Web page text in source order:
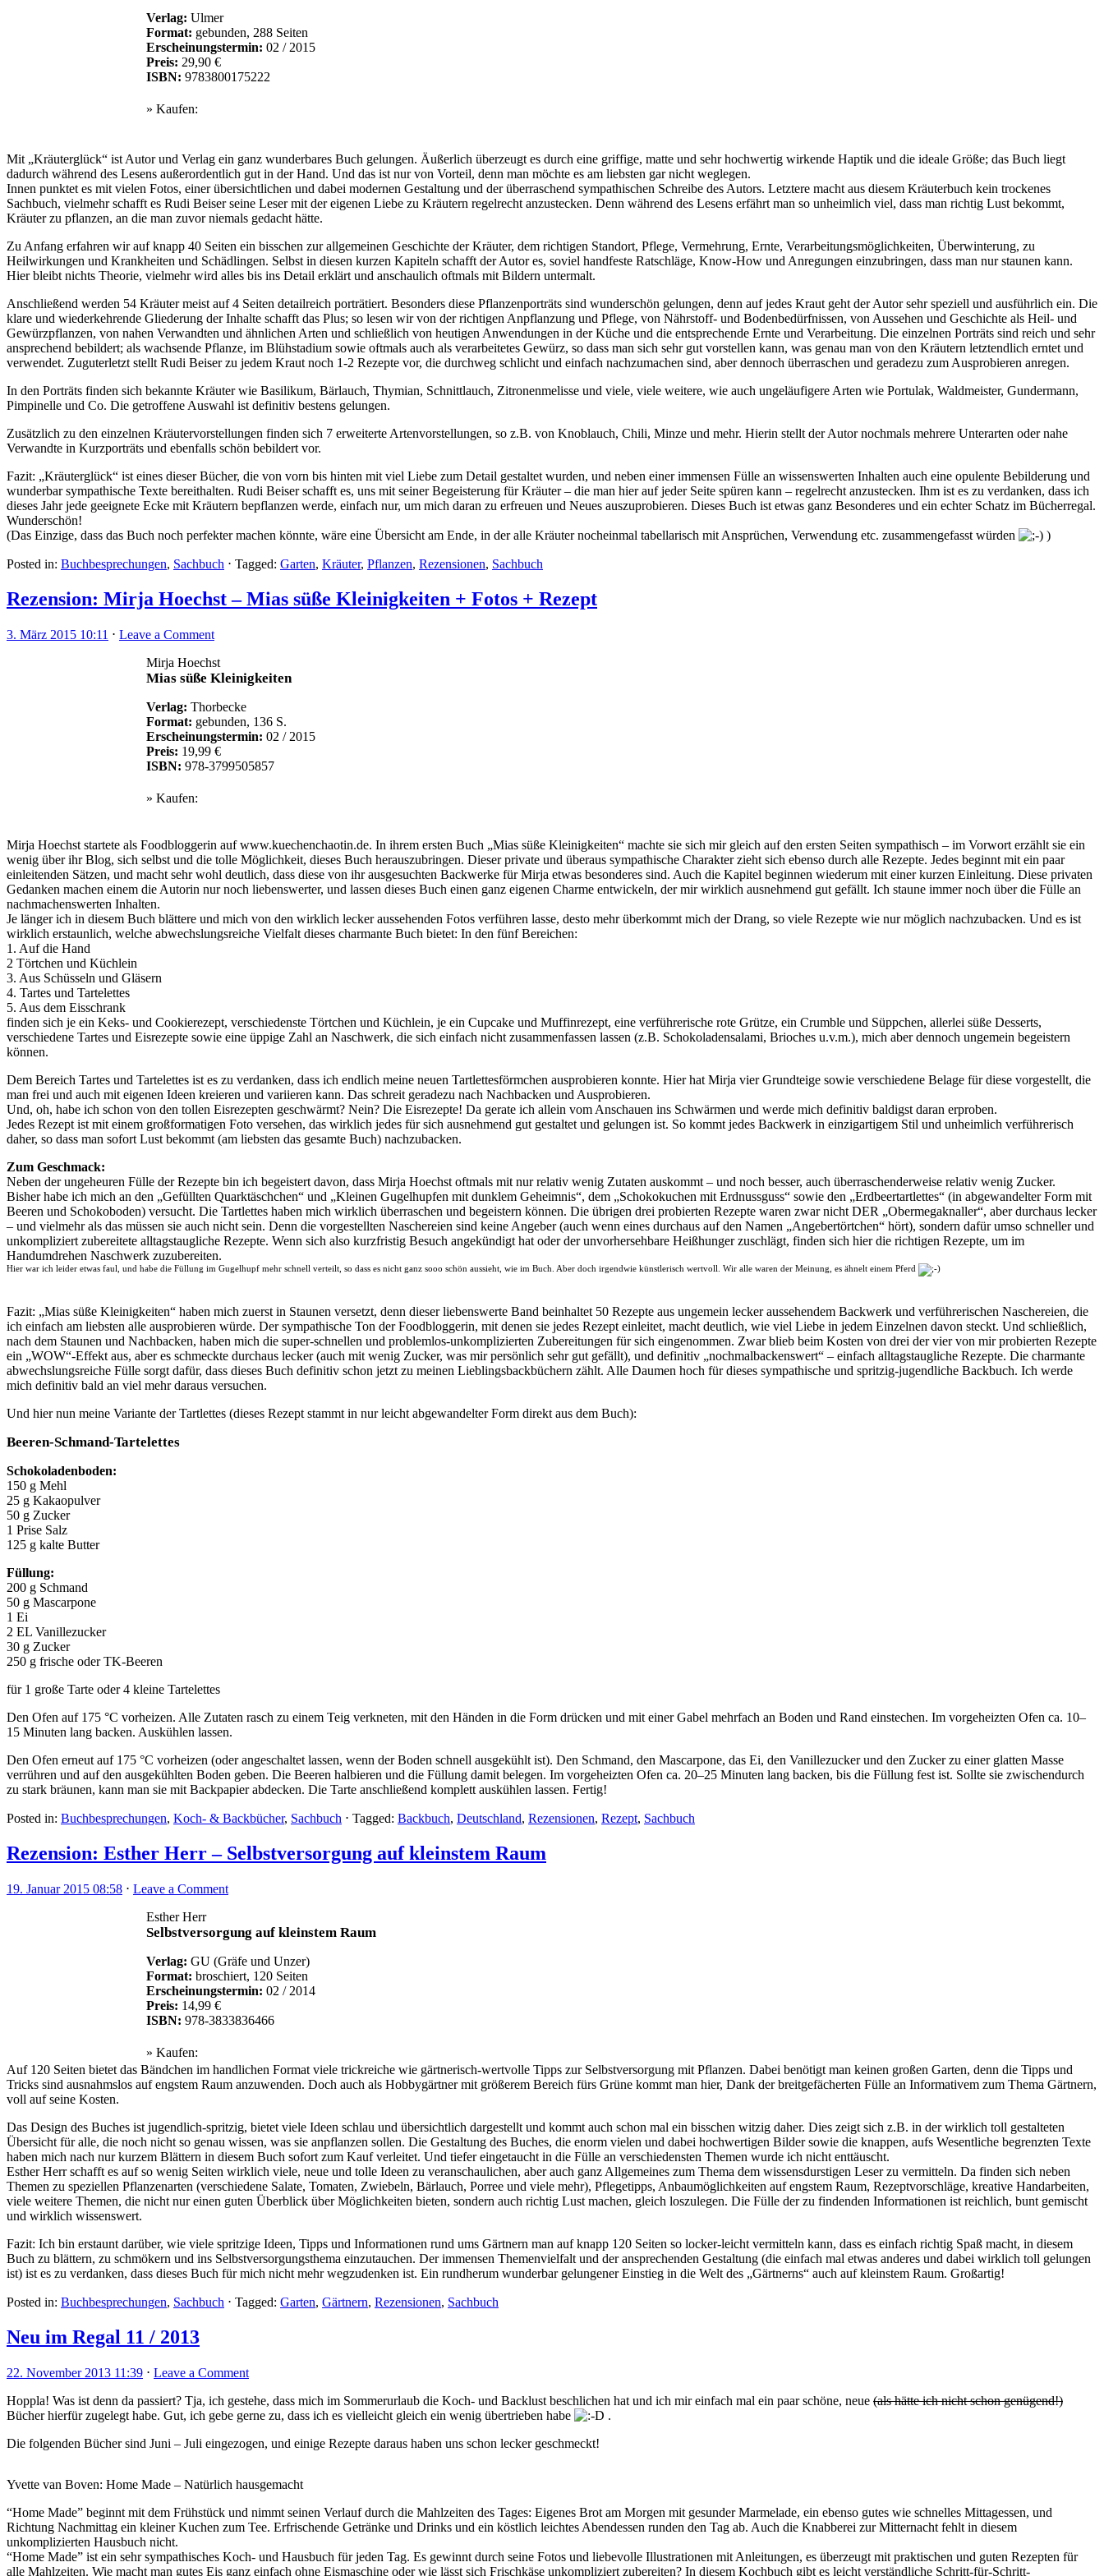
Verlag: Ulmer
Format: gebunden, 288 Seiten
Erscheinungstermin: 02 / 2015
Preis: 29,90 €
ISBN: 9783800175222
» Kaufen:
Mit „Kräuterglück“ ist Autor und Verlag ein ganz wunderbares Buch gelungen. Äußerlich überzeugt es durch eine griffige, matte und sehr hochwertig wirkende Haptik und die ideale Größe; das Buch liegt
dadurch während des Lesens außerordentlich gut in der Hand. Und das ist nur von Vorteil, denn man möchte es am liebsten gar nicht weglegen.
Innen punktet es mit vielen Fotos, einer übersichtlichen und dabei modernen Gestaltung und der überraschend sympathischen Schreibe des Autors. Letztere macht aus diesem Kräuterbuch kein trockenes
Sachbuch, vielmehr schafft es Rudi Beiser seine Leser mit der eigenen Liebe zu Kräutern regelrecht anzustecken. Denn während des Lesens erfährt man so unheimlich viel, dass man richtig Lust bekommt,
Kräuter zu pflanzen, an die man zuvor niemals gedacht hätte.
Zu Anfang erfahren wir auf knapp 40 Seiten ein bisschen zur allgemeinen Geschichte der Kräuter, dem richtigen Standort, Pflege, Vermehrung, Ernte, Verarbeitungsmöglichkeiten, Überwinterung, zu
Heilwirkungen und Krankheiten und Schädlingen. Selbst in diesen kurzen Kapiteln schafft der Autor es, soviel handfeste Ratschläge, Know-How und Anregungen einzubringen, dass man nur staunen kann.
Hier bleibt nichts Theorie, vielmehr wird alles bis ins Detail erklärt und anschaulich oftmals mit Bildern untermalt.
Anschließend werden 54 Kräuter meist auf 4 Seiten detailreich porträtiert. Besonders diese Pflanzenporträts sind wunderschön gelungen, denn auf jedes Kraut geht der Autor sehr speziell und ausführlich ein. Die
klare und wiederkehrende Gliederung der Inhalte schafft das Plus; so lesen wir von der richtigen Anpflanzung und Pflege, von Nährstoff- und Bodenbedürfnissen, von Aussehen und Geschichte als Heil- und
Gewürzpflanzen, von nahen Verwandten und ähnlichen Arten und schließlich von heutigen Anwendungen in der Küche und die entsprechende Ernte und Verarbeitung. Die einzelnen Porträts sind reich und sehr
ansprechend bebildert; als wachsende Pflanze, im Blühstadium sowie oftmals auch als verarbeitetes Gewürz, so dass man sich sehr gut vorstellen kann, was genau man von den Kräutern letztendlich erntet und
verwendet. Zuguterletzt stellt Rudi Beiser zu jedem Kraut noch 1-2 Rezepte vor, die durchweg schlicht und einfach nachzumachen sind, aber dennoch überraschen und geradezu zum Ausprobieren anregen.
In den Porträts finden sich bekannte Kräuter wie Basilikum, Bärlauch, Thymian, Schnittlauch, Zitronenmelisse und viele, viele weitere, wie auch ungeläufigere Arten wie Portulak, Waldmeister, Gundermann,
Pimpinelle und Co. Die getroffene Auswahl ist definitiv bestens gelungen.
Zusätzlich zu den einzelnen Kräutervorstellungen finden sich 7 erweiterte Artenvorstellungen, so z.B. von Knoblauch, Chili, Minze und mehr. Hierin stellt der Autor nochmals mehrere Unterarten oder nahe
Verwandte in Kurzporträts und ebenfalls schön bebildert vor.
Fazit: „Kräuterglück“ ist eines dieser Bücher, die von vorn bis hinten mit viel Liebe zum Detail gestaltet wurden, und neben einer immensen Fülle an wissenswerten Inhalten auch eine opulente Bebilderung und
wunderbar sympathische Texte bereithalten. Rudi Beiser schafft es, uns mit seiner Begeisterung für Kräuter – die man hier auf jeder Seite spüren kann – regelrecht anzustecken. Ihm ist es zu verdanken, dass ich
dieses Jahr jede geeignete Ecke mit Kräutern bepflanzen werde, einfach nur, um mich daran zu erfreuen und Neues auszuprobieren. Dieses Buch ist etwas ganz Besonderes und ein echter Schatz im Bücherregal.
Wunderschön!
(Das Einzige, dass das Buch noch perfekter machen könnte, wäre eine Übersicht am Ende, in der alle Kräuter nocheinmal tabellarisch mit Ansprüchen, Verwendung etc. zusammengefasst würden
)
Posted in: Buchbesprechungen, Sachbuch ⋅ Tagged: Garten, Kräuter, Pflanzen, Rezensionen, Sachbuch
Rezension: Mirja Hoechst – Mias süße Kleinigkeiten + Fotos + Rezept
3. März 2015 10:11 ⋅ Leave a Comment
Mirja Hoechst
Mias süße Kleinigkeiten
Verlag: Thorbecke
Format: gebunden, 136 S.
Erscheinungstermin: 02 / 2015
Preis: 19,99 €
ISBN: 978-3799505857
» Kaufen:
Mirja Hoechst startete als Foodbloggerin auf www.kuechenchaotin.de. In ihrem ersten Buch „Mias süße Kleinigkeiten“ machte sie sich mir gleich auf den ersten Seiten sympathisch – im Vorwort erzählt sie ein
wenig über ihr Blog, sich selbst und die tolle Möglichkeit, dieses Buch herauszubringen. Dieser private und überaus sympathische Charakter zieht sich ebenso durch alle Rezepte. Jedes beginnt mit ein paar
einleitenden Sätzen, und macht sehr wohl deutlich, dass diese von ihr ausgesuchten Backwerke für Mirja etwas besonderes sind. Auch die Kapitel beginnen wiederum mit einer kurzen Einleitung. Diese privaten
Gedanken machen einem die Autorin nur noch liebenswerter, und lassen dieses Buch einen ganz eigenen Charme entwickeln, der mir wirklich ausnehmend gut gefällt. Ich staune immer noch über die Fülle an
nachmachenswerten Inhalten.
Je länger ich in diesem Buch blättere und mich von den wirklich lecker aussehenden Fotos verführen lasse, desto mehr überkommt mich der Drang, so viele Rezepte wie nur möglich nachzubacken. Und es ist
wirklich erstaunlich, welche abwechslungsreiche Vielfalt dieses charmante Buch bietet: In den fünf Bereichen:
1. Auf die Hand
2 Törtchen und Küchlein
3. Aus Schüsseln und Gläsern
4. Tartes und Tartelettes
5. Aus dem Eisschrank
finden sich je ein Keks- und Cookierezept, verschiedenste Törtchen und Küchlein, je ein Cupcake und Muffinrezept, eine verführerische rote Grütze, ein Crumble und Süppchen, allerlei süße Desserts,
verschiedene Tartes und Eisrezepte sowie eine üppige Zahl an Naschwerk, die sich einfach nicht zusammenfassen lassen (z.B. Schokoladensalami, Brioches u.v.m.), mich aber dennoch ungemein begeistern
können.
Dem Bereich Tartes und Tartelettes ist es zu verdanken, dass ich endlich meine neuen Tartlettesförmchen ausprobieren konnte. Hier hat Mirja vier Grundteige sowie verschiedene Belage für diese vorgestellt, die
man frei und auch mit eigenen Ideen kreieren und variieren kann. Das schreit geradezu nach Nachbacken und Ausprobieren.
Und, oh, habe ich schon von den tollen Eisrezepten geschwärmt? Nein? Die Eisrezepte! Da gerate ich allein vom Anschauen ins Schwärmen und werde mich definitiv baldigst daran erproben.
Jedes Rezept ist mit einem großformatigen Foto versehen, das wirklich jedes für sich ausnehmend gut gestaltet und gelungen ist. So kommt jedes Backwerk in einzigartigem Stil und unheimlich verführerisch
daher, so dass man sofort Lust bekommt (am liebsten das gesamte Buch) nachzubacken.
Zum Geschmack:
Neben der ungeheuren Fülle der Rezepte bin ich begeistert davon, dass Mirja Hoechst oftmals mit nur relativ wenig Zutaten auskommt – und noch besser, auch überraschenderweise relativ wenig Zucker.
Bisher habe ich mich an den „Gefüllten Quarktäschchen“ und „Kleinen Gugelhupfen mit dunklem Geheimnis“, dem „Schokokuchen mit Erdnussguss“ sowie den „Erdbeertartlettes“ (in abgewandelter Form mit
Beeren und Schokoboden) versucht. Die Tartlettes haben mich wirklich überraschen und begeistern können. Die übrigen drei probierten Rezepte waren zwar nicht DER „Obermegaknaller“, aber durchaus lecker
– und vielmehr als das müssen sie auch nicht sein. Denn die vorgestellten Naschereien sind keine Angeber (auch wenn eines durchaus auf den Namen „Angebertörtchen“ hört), sondern dafür umso schneller und
unkompliziert zubereitete alltagstaugliche Rezepte. Wenn sich also kurzfristig Besuch angekündigt hat oder der unvorhersehbare Heißhunger zuschlägt, finden sich hier die richtigen Rezepte, um im
Handumdrehen Naschwerk zuzubereiten.
Hier war ich leider etwas faul, und habe die Füllung im Gugelhupf mehr schnell verteilt, so dass es nicht ganz sooo schön aussieht, wie im Buch. Aber doch irgendwie künstlerisch wertvoll. Wir alle waren der Meinung, es ähnelt einem Pferd
Fazit: „Mias süße Kleinigkeiten“ haben mich zuerst in Staunen versetzt, denn dieser liebenswerte Band beinhaltet 50 Rezepte aus ungemein lecker aussehendem Backwerk und verführerischen Naschereien, die
ich einfach am liebsten alle ausprobieren würde. Der sympathische Ton der Foodbloggerin, mit denen sie jedes Rezept einleitet, macht deutlich, wie viel Liebe in jedem Einzelnen davon steckt. Und schließlich,
nach dem Staunen und Nachbacken, haben mich die super-schnellen und problemlos-unkomplizierten Zubereitungen für sich eingenommen. Zwar blieb beim Kosten von drei der vier von mir probierten Rezepte
ein „WOW“-Effekt aus, aber es schmeckte durchaus lecker (auch mit wenig Zucker, was mir persönlich sehr gut gefällt), und definitiv „nochmalbackenswert“ – einfach alltagstaugliche Rezepte. Die charmante
abwechslungsreiche Fülle sorgt dafür, dass dieses Buch definitiv schon jetzt zu meinen Lieblingsbackbüchern zählt. Alle Daumen hoch für dieses sympathische und spritzig-jugendliche Backbuch. Ich werde
mich definitiv bald an viel mehr daraus versuchen.
Und hier nun meine Variante der Tartlettes (dieses Rezept stammt in nur leicht abgewandelter Form direkt aus dem Buch):
Beeren-Schmand-Tartelettes
Schokoladenboden:
150 g Mehl
25 g Kakaopulver
50 g Zucker
1 Prise Salz
125 g kalte Butter
Füllung:
200 g Schmand
50 g Mascarpone
1 Ei
2 EL Vanillezucker
30 g Zucker
250 g frische oder TK-Beeren
für 1 große Tarte oder 4 kleine Tartelettes
Den Ofen auf 175 °C vorheizen. Alle Zutaten rasch zu einem Teig verkneten, mit den Händen in die Form drücken und mit einer Gabel mehrfach an Boden und Rand einstechen. Im vorgeheizten Ofen ca. 10–
15 Minuten lang backen. Auskühlen lassen.
Den Ofen erneut auf 175 °C vorheizen (oder angeschaltet lassen, wenn der Boden schnell ausgekühlt ist). Den Schmand, den Mascarpone, das Ei, den Vanillezucker und den Zucker zu einer glatten Masse
verrühren und auf den ausgekühlten Boden geben. Die Beeren halbieren und die Füllung damit belegen. Im vorgeheizten Ofen ca. 20–25 Minuten lang backen, bis die Füllung fest ist. Sollte sie zwischendurch
zu stark bräunen, kann man sie mit Backpapier abdecken. Die Tarte anschließend komplett auskühlen lassen. Fertig!
Posted in: Buchbesprechungen, Koch- & Backbücher, Sachbuch ⋅ Tagged: Backbuch, Deutschland, Rezensionen, Rezept, Sachbuch
Rezension: Esther Herr – Selbstversorgung auf kleinstem Raum
19. Januar 2015 08:58 ⋅ Leave a Comment
Esther Herr
Selbstversorgung auf kleinstem Raum
Verlag: GU (Gräfe und Unzer)
Format: broschiert, 120 Seiten
Erscheinungstermin: 02 / 2014
Preis: 14,99 €
ISBN: 978-3833836466
» Kaufen:
Auf 120 Seiten bietet das Bändchen im handlichen Format viele trickreiche wie gärtnerisch-wertvolle Tipps zur Selbstversorgung mit Pflanzen. Dabei benötigt man keinen großen Garten, denn die Tipps und
Tricks sind ausnahmslos auf engstem Raum anzuwenden. Doch auch als Hobbygärtner mit größerem Bereich fürs Grüne kommt man hier, Dank der breitgefächerten Fülle an Informativem zum Thema Gärtnern,
voll auf seine Kosten.
Das Design des Buches ist jugendlich-spritzig, bietet viele Ideen schlau und übersichtlich dargestellt und kommt auch schon mal ein bisschen witzig daher. Dies zeigt sich z.B. in der wirklich toll gestalteten
Übersicht für alle, die noch nicht so genau wissen, was sie anpflanzen sollen. Die Gestaltung des Buches, die enorm vielen und dabei hochwertigen Bilder sowie die knappen, aufs Wesentliche begrenzten Texte
haben mich nach nur kurzem Blättern in diesem Buch sofort zum Kauf verleitet. Und tiefer eingetaucht in die Fülle an verschiedensten Themen wurde ich nicht enttäuscht.
Esther Herr schafft es auf so wenig Seiten wirklich viele, neue und tolle Ideen zu veranschaulichen, aber auch ganz Allgemeines zum Thema dem wissensdurstigen Leser zu vermitteln. Da finden sich neben
Themen zu speziellen Pflanzenarten (verschiedene Salate, Tomaten, Zwiebeln, Bärlauch, Porree und viele mehr), Pflegetipps, Anbaumöglichkeiten auf engstem Raum, Rezeptvorschläge, kreative Handarbeiten,
viele weitere Themen, die nicht nur einen guten Überblick über Möglichkeiten bieten, sondern auch richtig Lust machen, gleich loszulegen. Die Fülle der zu findenden Informationen ist reichlich, bunt gemischt
und wirklich wissenswert.
Fazit: Ich bin erstaunt darüber, wie viele spritzige Ideen, Tipps und Informationen rund ums Gärtnern man auf knapp 120 Seiten so locker-leicht vermitteln kann, dass es einfach richtig Spaß macht, in diesem
Buch zu blättern, zu schmökern und ins Selbstversorgungsthema einzutauchen. Der immensen Themenvielfalt und der ansprechenden Gestaltung (die einfach mal etwas anderes und dabei wirklich toll gelungen
ist) ist es zu verdanken, dass dieses Buch für mich nicht mehr wegzudenken ist. Ein rundherum wunderbar gelungener Einstieg in die Welt des „Gärtnerns“ auch auf kleinstem Raum. Großartig!
Posted in: Buchbesprechungen, Sachbuch ⋅ Tagged: Garten, Gärtnern, Rezensionen, Sachbuch
Neu im Regal 11 / 2013
22. November 2013 11:39 ⋅ Leave a Comment
Hoppla! Was ist denn da passiert? Tja, ich gestehe, dass mich im Sommerurlaub die Koch- und Backlust beschlichen hat und ich mir einfach mal ein paar schöne, neue (als hätte ich nicht schon genügend!)
Bücher hierfür zugelegt habe. Gut, ich gebe gerne zu, dass ich es vielleicht gleich ein wenig übertrieben habe
.
Die folgenden Bücher sind Juni – Juli eingezogen, und einige Rezepte daraus haben uns schon lecker geschmeckt!
Yvette van Boven: Home Made – Natürlich hausgemacht
“Home Made” beginnt mit dem Frühstück und nimmt seinen Verlauf durch die Mahlzeiten des Tages: Eigenes Brot am Morgen mit gesunder Marmelade, ein ebenso gutes wie schnelles Mittagessen, und
Richtung Nachmittag ein kleiner Kuchen zum Tee. Erfrischende Getränke und Drinks und ein köstlich leichtes Abendessen runden den Tag ab. Auch die Knabberei zur Mitternacht fehlt in diesem
unkomplizierten Hausbuch nicht.
“Home Made” ist ein sehr sympathisches Koch- und Hausbuch für jeden Tag. Es gewinnt durch seine Fotos und liebevolle Illustrationen mit Anleitungen, es überzeugt mit praktischen und guten Rezepten für
alle Mahlzeiten. Wie macht man gutes Eis ganz einfach ohne Eismaschine oder wie lässt sich Frischkäse unkompliziert zubereiten? In diesem Kochbuch gibt es leicht verständliche Schritt-für-Schritt-